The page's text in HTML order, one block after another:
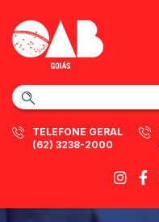
TELEFONE GERAL
(62) 3238-2000